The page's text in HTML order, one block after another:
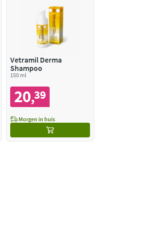
Vetramil Derma
Shampoo
150 ml
20,39
Morgen in huis